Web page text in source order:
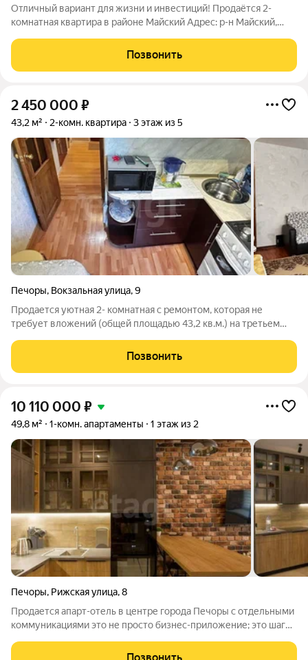
Отличный вариант для жизни и инвестиций! Продаётся 2-
комнатная квартира в районе Майский Адрес: р-н Майский,
совмещенный санузел.
Позвонить
2 450 000 ₽
43,2 м² 2-комн. квартира 3 этаж из 5
Печоры, Вокзальная улица,9
Продается уютная 2- комнатная с ремонтом, которая не
требует вложений (общей площадью 43,2 кв.м.) на третьем
готово для комфортной жизни. Окна с качественными
стеклопакетами. Остается шкаф-купе в
Позвонить
10 110 000 ₽
49,8 м² 1-комн. апартаменты 1 этаж из 2
Печоры, Рижская улица,8
Продается апарт-отель в центре города Печоры с отдельными
коммуникациями это не просто бизнес-приложение; это шаг
Готовая бизнес-модель, уникальная инфраструктура и